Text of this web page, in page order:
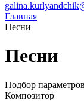
Главная
Песни
Песни
Подбор параметров
Композитор